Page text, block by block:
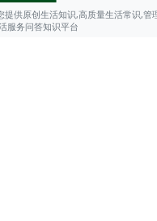
提供原创生活知识,高质量生活常识,管
服务问答知识平台